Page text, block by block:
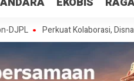
Perkuat Kolaborasi, Disnav